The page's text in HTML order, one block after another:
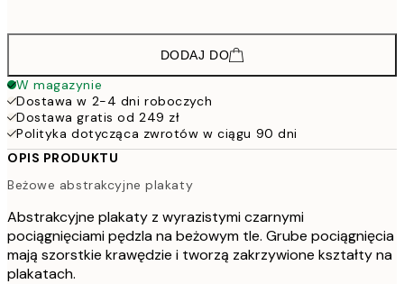
DODAJ DO
W magazynie
Dostawa w 2-4 dni roboczych
Dostawa gratis od 249 zł
Polityka dotycząca zwrotów w ciągu 90 dni
OPIS PRODUKTU
Beżowe abstrakcyjne plakaty
Abstrakcyjne plakaty z wyrazistymi czarnymi
pociągnięciami pędzla na beżowym tle. Grube pociągnięcia
mają szorstkie krawędzie i tworzą zakrzywione kształty na
plakatach.